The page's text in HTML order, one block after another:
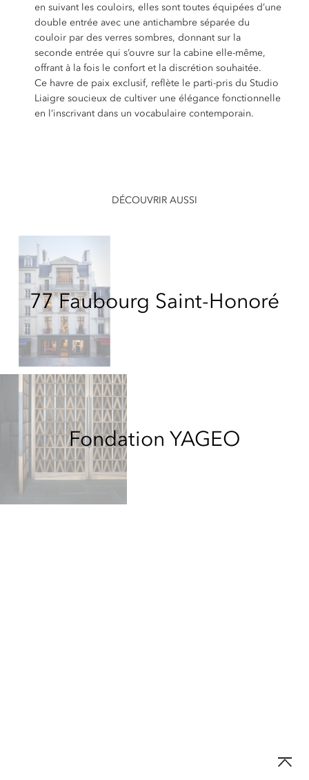
en suivant les couloirs, elles sont toutes équipées d’une
double entrée avec une antichambre séparée du
couloir par des verres sombres, donnant sur la
seconde entrée qui s’ouvre sur la cabine elle-même,
offrant à la fois le confort et la discrétion souhaitée.
Ce havre de paix exclusif, reflète le parti-pris du Studio
Liaigre soucieux de cultiver une élégance fonctionnelle
en l’inscrivant dans un vocabulaire contemporain.
DÉCOUVRIR AUSSI
77 Faubourg Saint-Honoré
Fondation YAGEO